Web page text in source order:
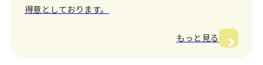
得意としております。
もっと見る